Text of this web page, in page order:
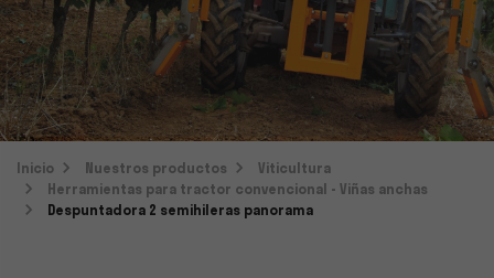
Inicio Nuestros productos
Viticultura
Herramientas para tractor convencional - Viñas anchas
Despuntadora 2 semihileras panorama